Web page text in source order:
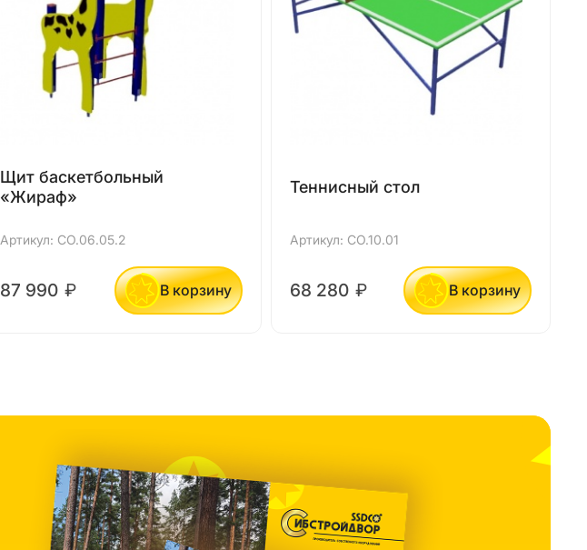
Щит баскетбольный
«Жираф»
Артикул: СО.06.05.2
87 990 ₽ В корзину
Теннисный стол
Артикул: СО.10.01
68 280 ₽ В корзину